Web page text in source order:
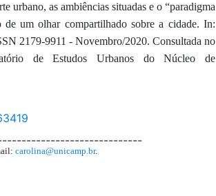
as ambiências situadas e o “paradigma
de um olhar compartilhado sobre a cidade. In:
2179-9911 - Novembro/2020. Consultada no
de Estudos Urbanos do Núcleo de
carolina@unicamp.br.